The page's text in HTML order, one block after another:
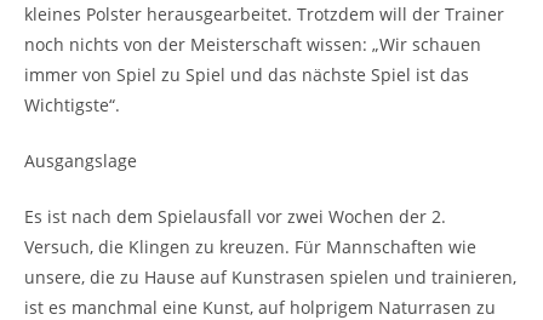
kleines Polster herausgearbeitet. Trotzdem will der Trainer
noch nichts von der Meisterschaft wissen: „Wir schauen
immer von Spiel zu Spiel und das nächste Spiel ist das
Wichtigste“.
Ausgangslage
Es ist nach dem Spielausfall vor zwei Wochen der 2.
Versuch, die Klingen zu kreuzen. Für Mannschaften wie
unsere, die zu Hause auf Kunstrasen spielen und trainieren,
ist es manchmal eine Kunst, auf holprigem Naturrasen zu